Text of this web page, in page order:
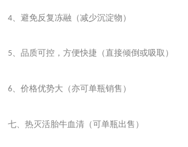
4 、避免反复冻融（减少沉淀物）
5、品质可控，方便快捷（直接倾倒或吸取）
6 、价格优势大（亦可单瓶销售）
七、热灭活胎牛血清（可单瓶出售）